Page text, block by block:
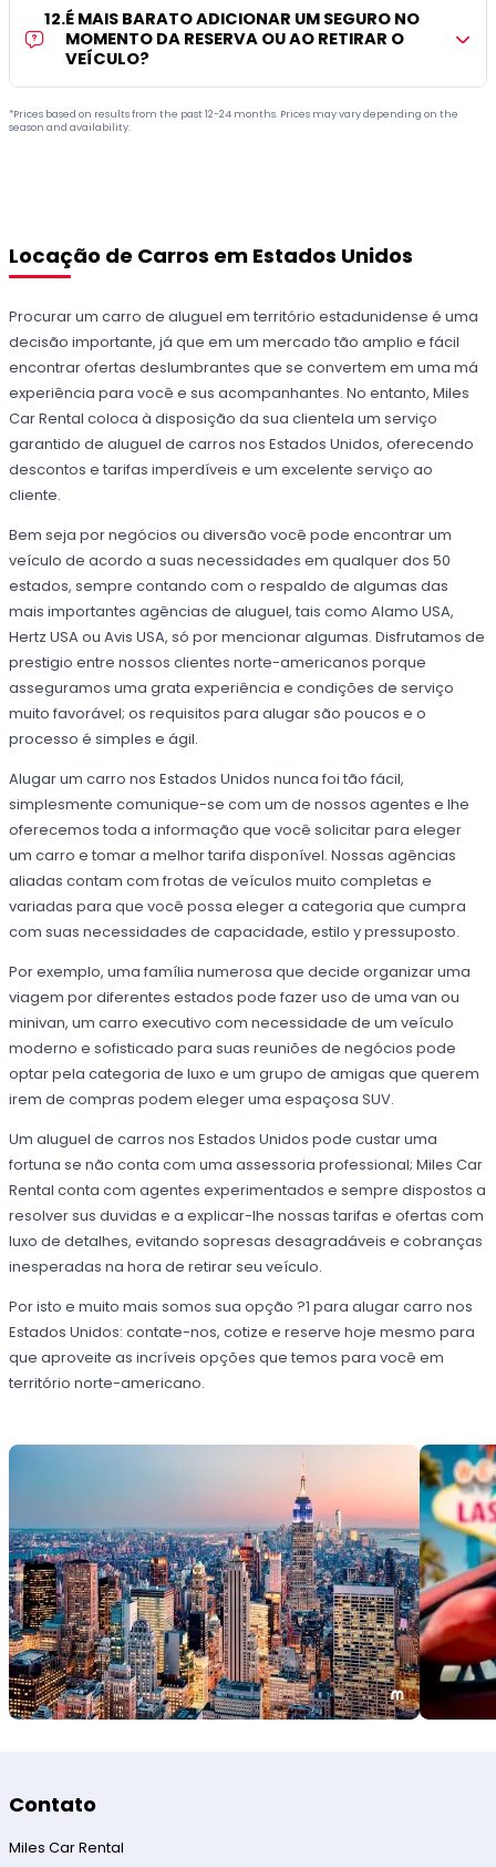
12.É MAIS BARATO ADICIONAR UM SEGURO NO
MOMENTO DA RESERVA OU AO RETIRAR O
VEÍCULO?
*Prices based on results from the past 12-24 months. Prices may vary depending on the
season and availability.
Locação de Carros em Estados Unidos
Procurar um carro de aluguel em território estadunidense é uma
decisão importante, já que em um mercado tão amplio e fácil
encontrar ofertas deslumbrantes que se convertem em uma má
experiência para você e sus acompanhantes. No entanto, Miles
Car Rental coloca à disposição da sua clientela um serviço
garantido de aluguel de carros nos Estados Unidos, oferecendo
descontos e tarifas imperdíveis e um excelente serviço ao
cliente.
Bem seja por negócios ou diversão você pode encontrar um
veículo de acordo a suas necessidades em qualquer dos 50
estados, sempre contando com o respaldo de algumas das
mais importantes agências de aluguel, tais como Alamo USA,
Hertz USA ou Avis USA, só por mencionar algumas. Disfrutamos de
prestigio entre nossos clientes norte-americanos porque
asseguramos uma grata experiência e condições de serviço
muito favorável; os requisitos para alugar são poucos e o
processo é simples e ágil.
Alugar um carro nos Estados Unidos nunca foi tão fácil,
simplesmente comunique-se com um de nossos agentes e lhe
oferecemos toda a informação que você solicitar para eleger
um carro e tomar a melhor tarifa disponível. Nossas agências
aliadas contam com frotas de veículos muito completas e
variadas para que você possa eleger a categoria que cumpra
com suas necessidades de capacidade, estilo y pressuposto.
Por exemplo, uma família numerosa que decide organizar uma
viagem por diferentes estados pode fazer uso de uma van ou
minivan, um carro executivo com necessidade de um veículo
moderno e sofisticado para suas reuniões de negócios pode
optar pela categoria de luxo e um grupo de amigas que querem
irem de compras podem eleger uma espaçosa SUV.
Um aluguel de carros nos Estados Unidos pode custar uma
fortuna se não conta com uma assessoria professional; Miles Car
Rental conta com agentes experimentados e sempre dispostos a
resolver sus duvidas e a explicar-lhe nossas tarifas e ofertas com
luxo de detalhes, evitando sopresas desagradáveis e cobranças
inesperadas na hora de retirar seu veículo.
Por isto e muito mais somos sua opção ?1 para alugar carro nos
Estados Unidos: contate-nos, cotize e reserve hoje mesmo para
que aproveite as incríveis opções que temos para você em
território norte-americano.
Contato
Miles Car Rental